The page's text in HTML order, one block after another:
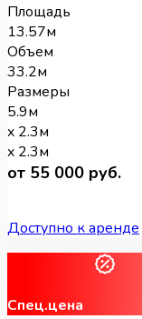
Площадь
13.57м
Объем
33.2м
Размеры
5.9м
x 2.3м
x 2.3м
от 55 000 руб.
Доступно к аренде
Спец.цена